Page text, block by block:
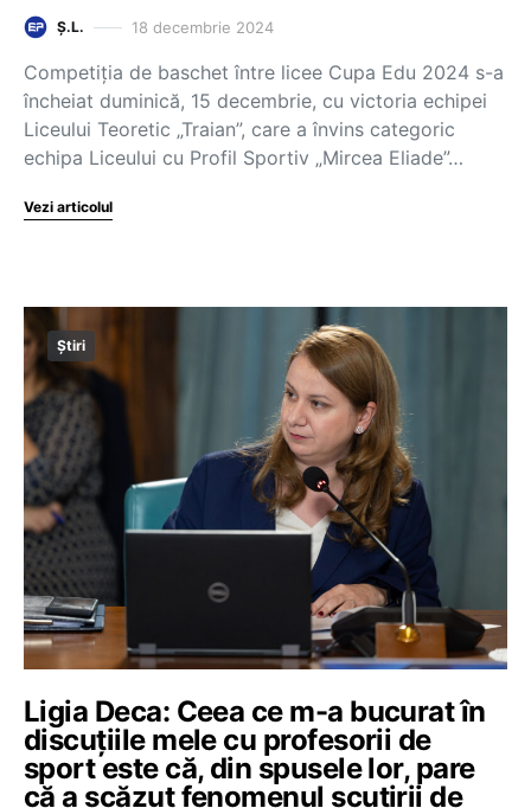
Ș.L. 18 decembrie 2024
Competiția de baschet între licee Cupa Edu 2024 s-a
încheiat duminică, 15 decembrie, cu victoria echipei
Liceului Teoretic „Traian”, care a învins categoric
echipa Liceului cu Profil Sportiv „Mircea Eliade”…
Vezi articolul
Știri
Ligia Deca: Ceea ce m-a bucurat în
discuțiile mele cu profesorii de
sport este că, din spusele lor, pare
că a scăzut fenomenul scutirii de